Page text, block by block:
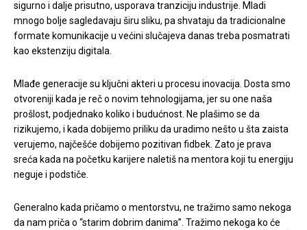
sigurno i dalje prisutno, usporava tranziciju industrije. Mladi
mnogo bolje sagledavaju širu sliku, pa shvataju da tradicionalne
formate komunikacije u većini slučajeva danas treba posmatrati
kao ekstenziju digitala.
Mlađe generacije su ključni akteri u procesu inovacija. Dosta smo
otvoreniji kada je reč o novim tehnologijama, jer su one naša
prošlost, podjednako koliko i budućnost. Ne plašimo se da
rizikujemo, i kada dobijemo priliku da uradimo nešto u šta zaista
verujemo, najčešće dobijemo pozitivan fidbek. Zato je prava
sreća kada na početku karijere naletiš na mentora koji tu energiju
neguje i podstiče.
Generalno kada pričamo o mentorstvu, ne tražimo samo nekoga
da nam priča o “starim dobrim danima”. Tražimo nekoga ko će